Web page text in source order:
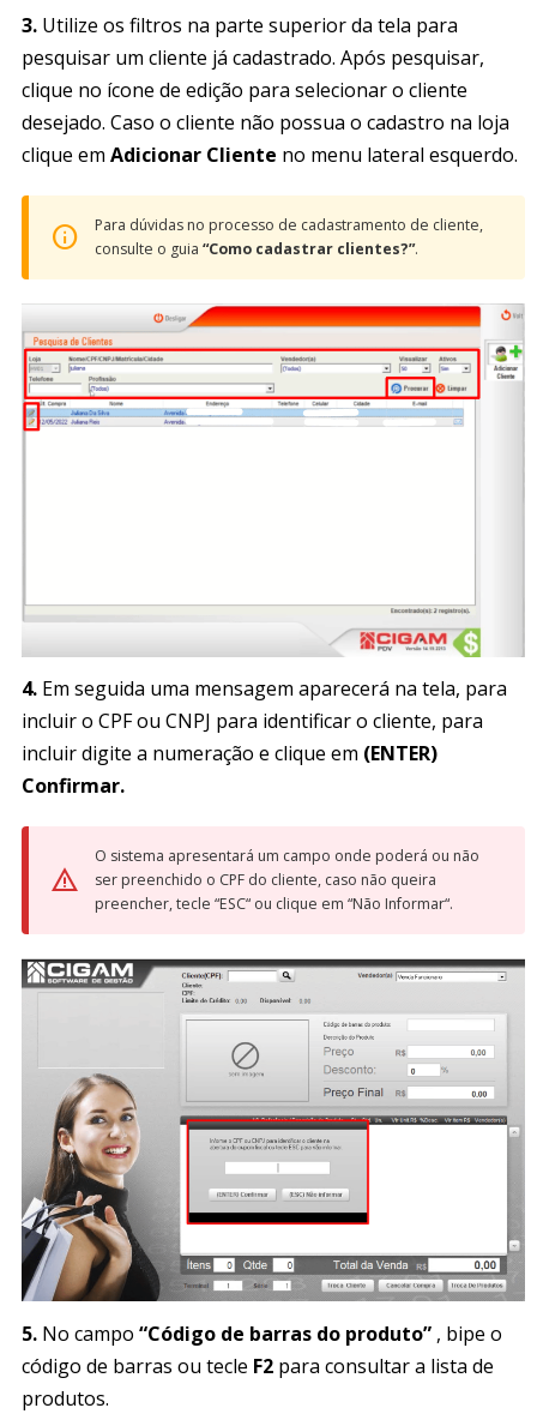
3. Utilize os filtros na parte superior da tela para
pesquisar um cliente já cadastrado. Após pesquisar,
clique no ícone de edição para selecionar o cliente
desejado. Caso o cliente não possua o cadastro na loja
clique em Adicionar Cliente no menu lateral esquerdo.
Para dúvidas no processo de cadastramento de cliente,
consulte o guia “Como cadastrar clientes?”.
4. Em seguida uma mensagem aparecerá na tela, para
incluir o CPF ou CNPJ para identificar o cliente, para
incluir digite a numeração e clique em (ENTER)
Confirmar.
O sistema apresentará um campo onde poderá ou não
ser preenchido o CPF do cliente, caso não queira
preencher, tecle “ESC“ ou clique em “Não Informar“.
5. No campo “Código de barras do produto” , bipe o
código de barras ou tecle F2 para consultar a lista de
produtos.